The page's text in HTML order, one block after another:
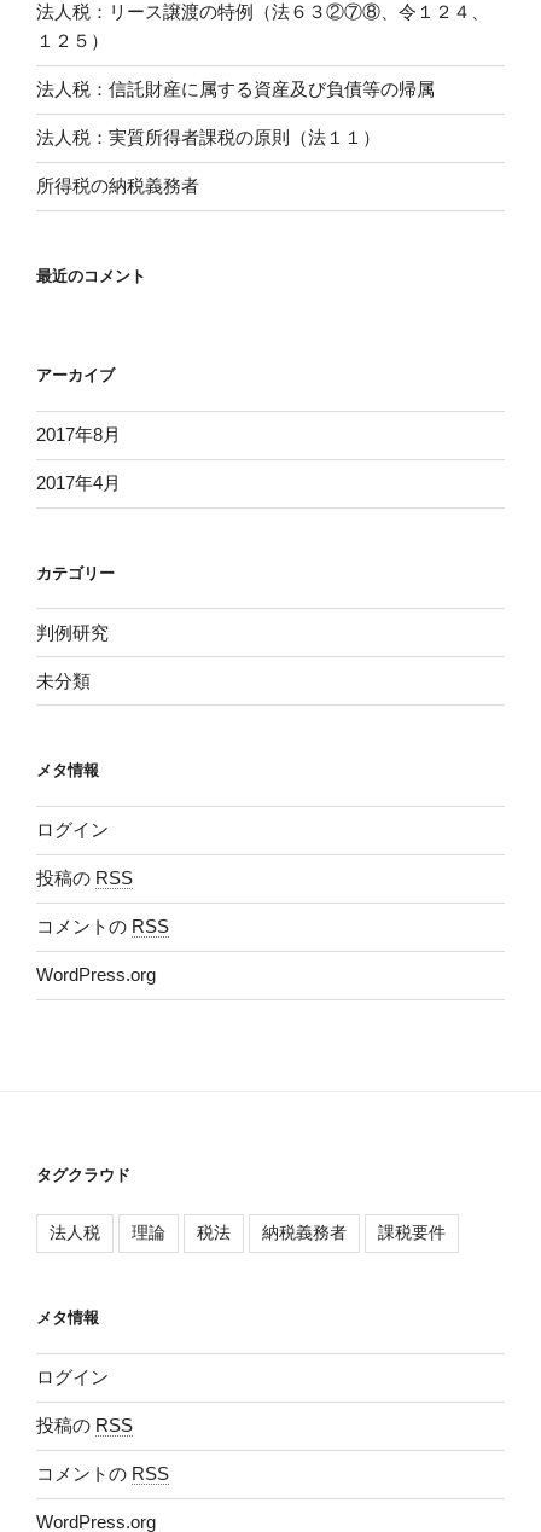
法人税：リース譲渡の特例（法６３②⑦⑧、令１２４、
１２５）
法人税：信託財産に属する資産及び負債等の帰属
法人税：実質所得者課税の原則（法１１）
所得税の納税義務者
最近のコメント
アーカイブ
2017年8月
2017年4月
カテゴリー
判例研究
未分類
メタ情報
ログイン
投稿の RSS
コメントの RSS
WordPress.org
タグクラウド
法人税 理論 税法 納税義務者 課税要件
メタ情報
ログイン
投稿の RSS
コメントの RSS
WordPress.org